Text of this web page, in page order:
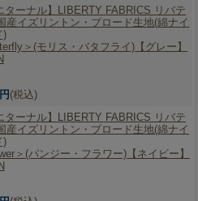
ターナル】 LIBERTY FABRICS リバテ
産イズリントン・ブロード生地(綿ナイ
)
＞(モリス・バタフライ)【グレー】
(税込)
ターナル】 LIBERTY FABRICS リバテ
産イズリントン・ブロード生地(綿ナイ
)
＞(パンジー・フラワー)【ネイビー】